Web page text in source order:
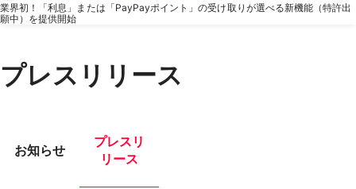
業界初！「利息」または「PayPayポイント」の受け取りが選べる新機能（特許出
願中）を提供開始
プレスリリース
お知らせ
プレスリ
リース